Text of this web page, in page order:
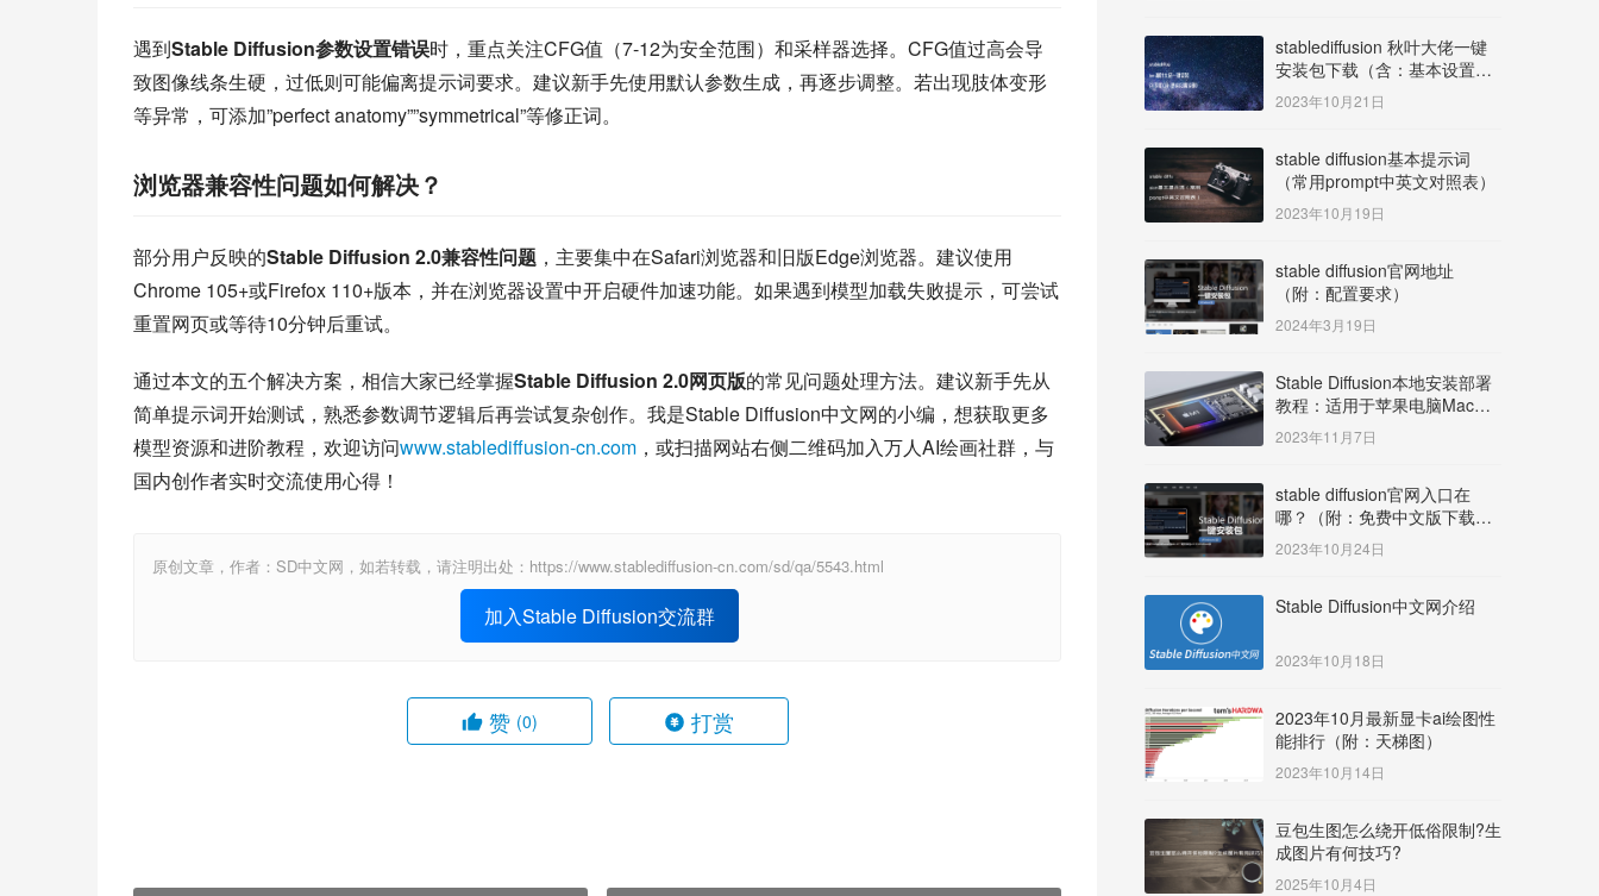
遇到Stable Diffusion参数设置错误时，重点关注CFG值（7-12为安全范围）和采样器选择。CFG值过高会导
致图像线条生硬，过低则可能偏离提示词要求。建议新手先使用默认参数生成，再逐步调整。若出现肢体变形
等异常，可添加”perfect anatomy””symmetrical”等修正词。
浏览器兼容性问题如何解决？
部分用户反映的Stable Diffusion 2.0兼容性问题 ，主要集中在Safari浏览器和旧版Edge浏览器。建议使用
Chrome 105+或Firefox 110+版本，并在浏览器设置中开启硬件加速功能。如果遇到模型加载失败提示，可尝试
重置网页或等待10分钟后重试。
通过本文的五个解决方案，相信大家已经掌握Stable Diffusion 2.0网页版的常见问题处理方法。建议新手先从
简单提示词开始测试，熟悉参数调节逻辑后再尝试复杂创作。我是Stable Diffusion中文网的小编，想获取更多
模型资源和进阶教程，欢迎访问www.stablediffusion-cn.com ，或扫描网站右侧二维码加入万人AI绘画社群，与
国内创作者实时交流使用心得！
原创文章，作者：SD中文网，如若转载，请注明出处：https://www.stablediffusion-cn.com/sd/qa/5543.html
加入Stable Diffusion交流群
赞 (0) 打赏
stablediffusion 秋叶大佬一键
安装包下载（含：基本设置说
明）
2023年10月21日
stable diffusion基本提示词
（常用prompt中英文对照表）
2023年10月19日
stable diffusion官网地址
（附：配置要求）
2024年3月19日
Stable Diffusion本地安装部署
教程：适用于苹果电脑Mac
OS系统M系列芯片：
MacBook/iMac等
2023年11月7日
stable diffusion官网入口在
哪？（附：免费中文版下载安
装教程）
2023年10月24日
Stable Diffusion中文网介绍
2023年10月18日
2023年10月最新显卡ai绘图性
能排行（附：天梯图）
2023年10月14日
豆包生图怎么绕开低俗限制?生
成图片有何技巧?
2025年10月4日